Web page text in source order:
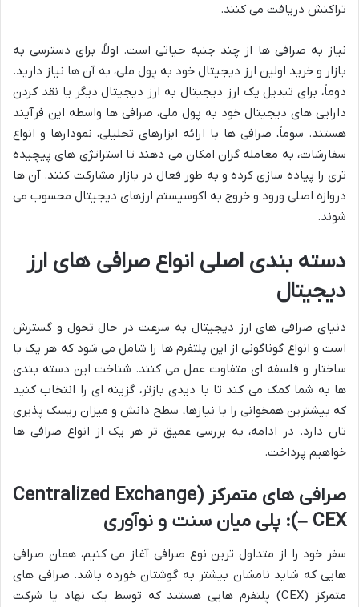
تراکنش دریافت می کنند.
نیاز به صرافی ها از چند جنبه حیاتی است. اولاً، برای دسترسی به
بازار و خرید اولین ارز دیجیتال خود به پول ملی، به آن ها نیاز دارید.
دوماً، برای تبدیل یک ارز دیجیتال به ارز دیجیتال دیگر یا نقد کردن
دارایی های دیجیتال خود به پول ملی، صرافی ها واسطه این فرآیند
هستند. سوماً، صرافی ها با ارائه ابزارهای تحلیلی، نمودارها و انواع
سفارشات، به معامله گران امکان می دهند تا استراتژی های پیچیده
تری را پیاده سازی کرده و به طور فعال در بازار مشارکت کنند. آن ها
دروازه اصلی ورود و خروج به اکوسیستم ارزهای دیجیتال محسوب می
شوند.
دسته بندی اصلی انواع صرافی های ارز
دیجیتال
دنیای صرافی های ارز دیجیتال به سرعت در حال تحول و گسترش
است و انواع گوناگونی از این پلتفرم ها را شامل می شود که هر یک با
ساختار و فلسفه ای متفاوت عمل می کنند. شناخت این دسته بندی
ها به شما کمک می کند تا با دیدی بازتر، گزینه ای را انتخاب کنید
که بیشترین همخوانی را با نیازها، سطح دانش و میزان ریسک پذیری
تان دارد. در ادامه، به بررسی عمیق تر هر یک از انواع صرافی ها
خواهیم پرداخت.
صرافی های متمرکز (Centralized Exchange
– CEX): پلی میان سنت و نوآوری
سفر خود را از متداول ترین نوع صرافی آغاز می کنیم، همان صرافی
هایی که شاید نامشان بیشتر به گوشتان خورده باشد. صرافی های
متمرکز (CEX) پلتفرم هایی هستند که توسط یک نهاد یا شرکت